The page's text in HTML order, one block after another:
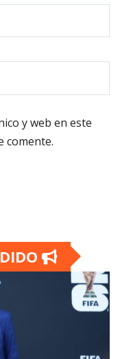
y web en este
comente.